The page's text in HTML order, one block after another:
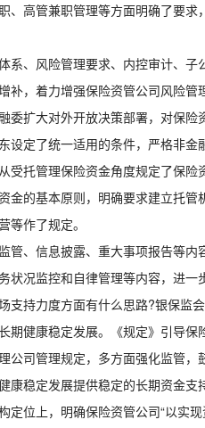
、高管兼职管理等方面明确了要
系、风险管理要求、内控审计、
，着力增强保险资管公司风险管
委扩大对外开放决策部署，对保
定了统一适用的条件，严格非金
受托管理保险资金角度规定了保
的基本原则，明确要求建立托管
等作了规定。
管、信息披露、重大事项报告等
况监控和自律管理等内容，进一
支持力度方面有什么思路?银保监
期健康稳定发展。《规定》引导
司管理规定，多方面强化监管，
稳定发展提供稳定的长期资金支
位上，明确保险资管公司“以实